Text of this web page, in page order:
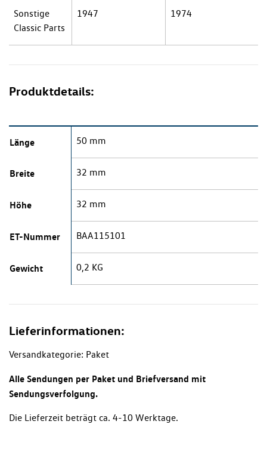
Sonstige
Classic Parts
1947 1974
Produktdetails:
Länge 50 mm
Breite 32 mm
Höhe 32 mm
ET-Nummer BAA115101
Gewicht 0,2 KG
Lieferinformationen:
Versandkategorie: Paket
Alle Sendungen per Paket und Briefversand mit
Sendungsverfolgung.
Die Lieferzeit beträgt ca. 4-10 Werktage.